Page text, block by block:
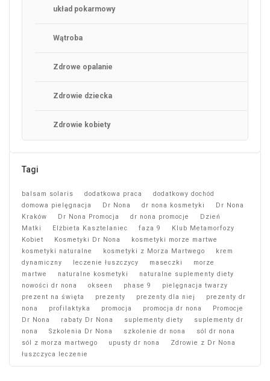
układ pokarmowy
Wątroba
Zdrowe opalanie
Zdrowie dziecka
Zdrowie kobiety
Tagi
balsam solaris dodatkowa praca
dodatkowy dochód
domowa pielęgnacja
Dr Nona dr nona kosmetyki
Dr Nona
Kraków
Dr Nona Promocja dr nona promocje
Dzień
Matki
Elżbieta Kasztelaniec faza 9
Klub Metamorfozy
Kobiet
Kosmetyki Dr Nona
kosmetyki morze martwe
kosmetyki naturalne
kosmetyki z Morza Martwego
krem
dynamiczny
leczenie łuszczycy maseczki
morze
martwe
naturalne kosmetyki
naturalne suplementy diety
nowości dr nona
okseen phase 9
pielęgnacja twarzy
prezent na święta
prezenty prezenty dla niej
prezenty dr
nona
profilaktyka promocja promocja dr nona
Promocje
Dr Nona
rabaty Dr Nona suplementy diety
suplementy dr
nona
Szkolenia Dr Nona szkolenie dr nona
sól dr nona
sól z morza martwego
upusty dr nona
Zdrowie z Dr Nona
łuszczyca leczenie